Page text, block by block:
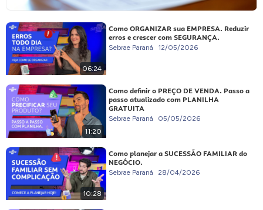
06:24
Como ORGANIZAR sua EMPRESA. Reduzir
erros e crescer com SEGURANÇA.
Sebrae Paraná 12/05/2026
11:20
Como definir o PREÇO DE VENDA. Passo a
passo atualizado com PLANILHA
GRATUITA
Sebrae Paraná 05/05/2026
10:28
Como planejar a SUCESSÃO FAMILIAR do
NEGÓCIO.
Sebrae Paraná 28/04/2026